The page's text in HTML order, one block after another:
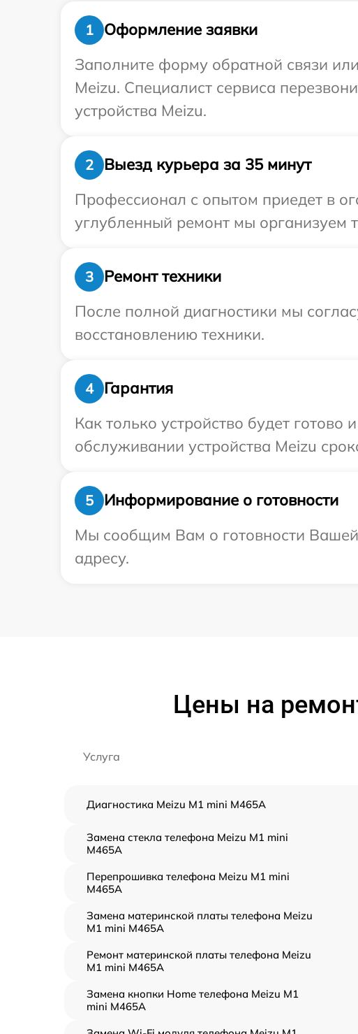
1
Оформление заявки
Заполните форму обратной связи
Meizu. Специалист сервиса
устройства Meizu.
2
Выезд курьера за 35 минут
Профессионал с опытом приедет в
углубленный ремонт мы организуем
3
Ремонт техники
После полной диагностики мы
восстановлению техники.
4
Гарантия
Как только устройство будет
обслуживании устройства Meizu
5
Информирование о готовности
Мы сообщим Вам о готовности Вашей
адресу.
Цены на
Услуга
Диагностика Meizu M1 mini M465A
Замена стекла телефона Meizu M1 mini
M465A
Перепрошивка телефона Meizu M1 mini
M465A
Замена материнской платы телефона Meizu
M1 mini M465A
Ремонт материнской платы телефона Meizu
M1 mini M465A
Замена кнопки Home телефона Meizu M1
mini M465A